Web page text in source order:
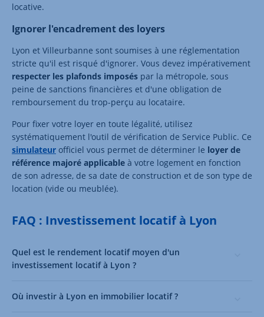
locative.
Ignorer l'encadrement des loyers
Lyon et Villeurbanne sont soumises à une réglementation
stricte qu'il est risqué d'ignorer. Vous devez impérativement
respecter les plafonds imposés par la métropole, sous
peine de sanctions financières et d'une obligation de
remboursement du trop-perçu au locataire.
Pour fixer votre loyer en toute légalité, utilisez
systématiquement l'outil de vérification de Service Public. Ce
simulateur officiel vous permet de déterminer le loyer de
référence majoré applicable à votre logement en fonction
de son adresse, de sa date de construction et de son type de
location (vide ou meublée).
FAQ : Investissement locatif à Lyon
Quel est le rendement locatif moyen d'un
investissement locatif à Lyon ?
Où investir à Lyon en immobilier locatif ?